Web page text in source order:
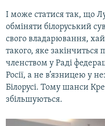
І може статися так, що
обміняти білоруський
свого владарювання,
такого, яке закінчиться
членством у Раді
Росії, а не в’язницею у
Білорусі. Тому шанси
збільшуються.